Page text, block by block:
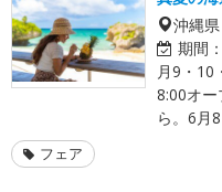
沖縄
期間：
月9・10
8:00オ
ら。6月
フェア